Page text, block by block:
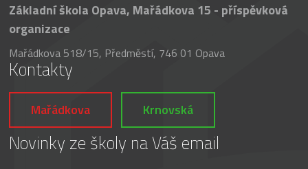
Základní škola Opava, Mařádkova 15 - příspěvková
organizace
Mařádkova 518/15, Předměstí, 746 01 Opava
Kontakty
Mařádkova Krnovská
Novinky ze školy na Váš email